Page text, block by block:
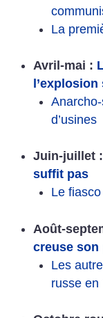
La
Avril-mai :
d’usines
Juin-juillet :
suffit pas
Le
Août-
creuse son
Les
russe en